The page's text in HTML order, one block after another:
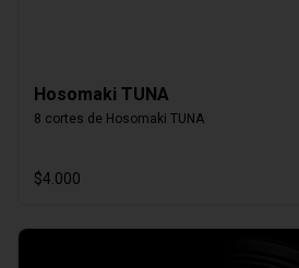
Hosomaki TUNA
8 cortes de Hosomaki TUNA
$4.000